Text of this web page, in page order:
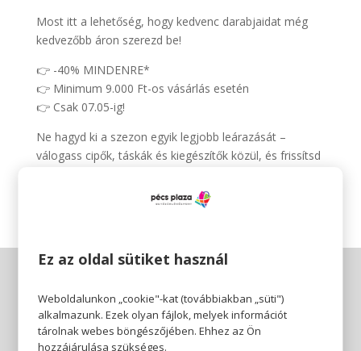
Most itt a lehetőség, hogy kedvenc darabjaidat még
kedvezőbb áron szerezd be!
👉 -40% MINDENRE*
👉 Minimum 9.000 Ft-os vásárlás esetén
👉 Csak 07.05-ig!
Ne hagyd ki a szezon egyik legjobb leárazását –
válogass cipők, táskák és kiegészítők közül, és frissítsd
Ez az oldal sütiket használ
Weboldalunkon „cookie"-kat (továbbiakban „süti")
alkalmazunk. Ezek olyan fájlok, melyek információt
tárolnak webes böngészőjében. Ehhez az Ön
hozzájárulása szükséges.